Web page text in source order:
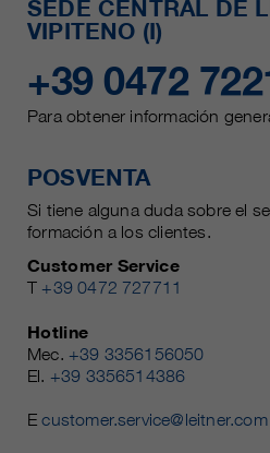
SEDE CENTRAL DE
VIPITENO (I)
+39 0472
Para obtener información
POSVENTA
Si tiene alguna duda sobre el
formación a los clientes.
Customer Service
T +39 0472 727711
Hotline
Mec. +39 3356156050
El. +39 3356514386
Ecustomer.service@leitner.com